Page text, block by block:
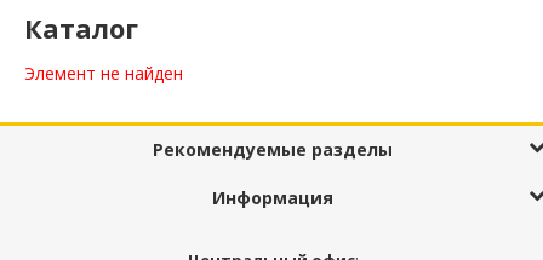
Каталог
Элемент не найден
Рекомендуемые разделы
Информация